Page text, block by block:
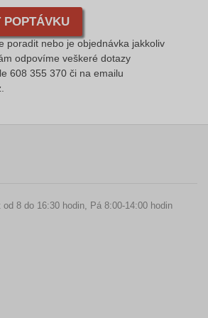
poradit nebo je objednávka jakkoliv
odpovíme veškeré dotazy
608 355 370 či na emailu
8 do 16:30 hodin, Pá 8:00-14:00 hodin